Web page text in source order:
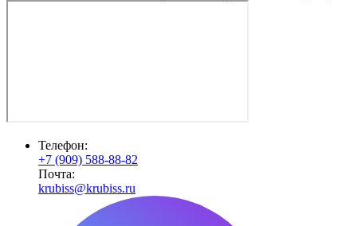
Телефон:
+7 (909) 588-88-82
Почта:
krubiss@krubiss.ru